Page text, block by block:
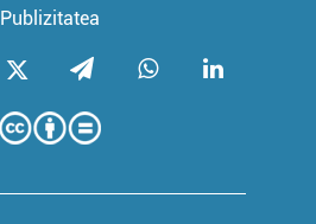
Publizitatea